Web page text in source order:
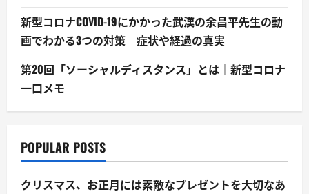
新型コロナCOVID-19にかかった武漢の余昌平先生の動
画でわかる3つの対策 症状や経過の真実
第20回「ソーシャルディスタンス」とは｜新型コロナ
一口メモ
POPULAR POSTS
クリスマス、お正月には素敵なプレゼントを大切なあ